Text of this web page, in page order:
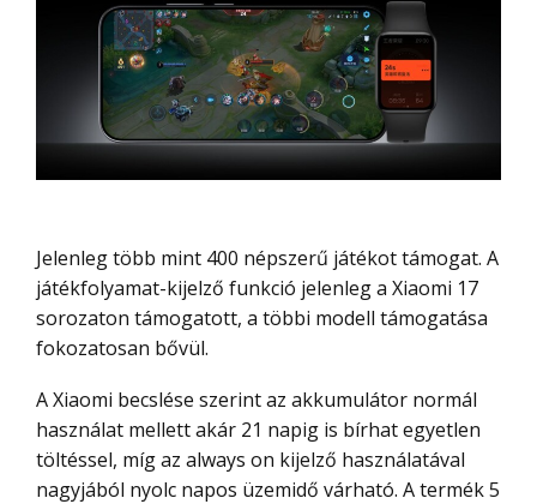
Jelenleg több mint 400 népszerű játékot támogat. A
játékfolyamat-kijelző funkció jelenleg a Xiaomi 17
sorozaton támogatott, a többi modell támogatása
fokozatosan bővül.
A Xiaomi becslése szerint az akkumulátor normál
használat mellett akár 21 napig is bírhat egyetlen
töltéssel, míg az always on kijelző használatával
nagyjából nyolc napos üzemidő várható. A termék 5